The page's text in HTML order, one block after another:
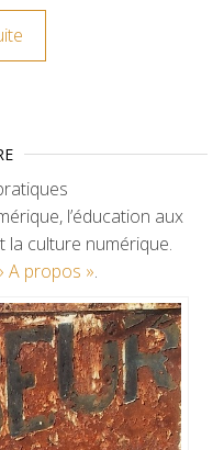
l’éducation aux
la culture numérique.
A propos ».